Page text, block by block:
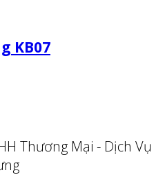
KB07
Thương Mại - Dịch Vụ